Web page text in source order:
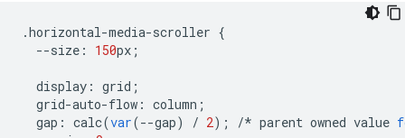
.horizontal-media-scroller {
--size : 150px ;
display : grid ;
grid-auto-flow : column ;
gap : calc(var(--gap) / 2); /* parent owned value